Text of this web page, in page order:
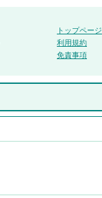
トップページ
利用規約
免責事項